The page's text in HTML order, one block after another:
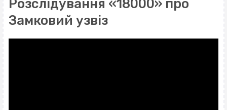
Розслідування «18000» про
Замковий узвіз